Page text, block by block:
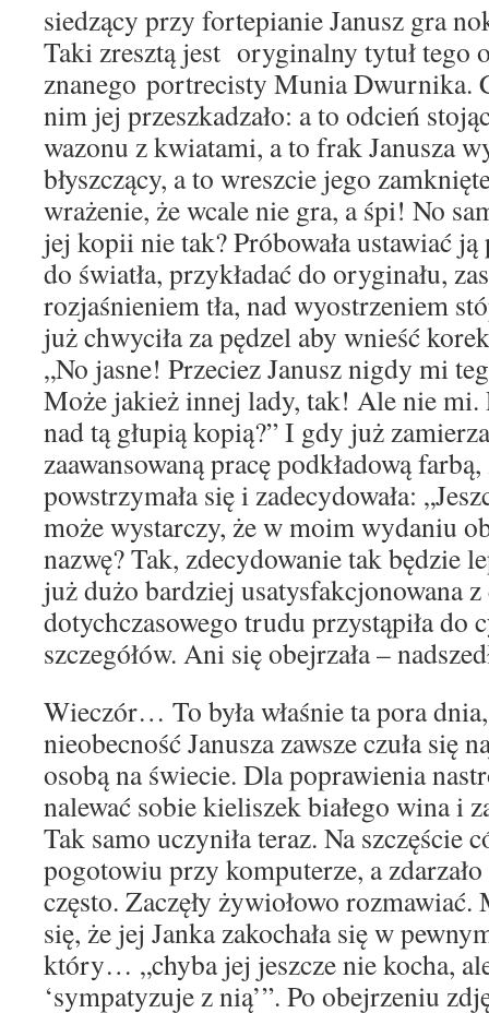
siedzący przy fortepianie Janusz gra
Taki zresztą jest oryginalny tytuł tego
znanego portrecisty Munia Dwurnika.
nim jej przeszkadzało: a to odcień
wazonu z kwiatami, a to frak Janusza
błyszczący, a to wreszcie jego
wrażenie, że wcale nie gra, a śpi! No
jej kopii nie tak? Próbowała ustawiać
do światła, przykładać do oryginału,
rozjaśnieniem tła, nad wyostrzeniem
już chwyciła za pędzel aby wnieść
„No jasne! Przeciez Janusz nigdy mi
Może jakież innej lady, tak! Ale nie mi.
nad tą głupią kopią?” I gdy już
zaawansowaną pracę podkładową
powstrzymała się i zadecydowała:
może wystarczy, że w moim wydaniu
nazwę? Tak, zdecydowanie tak będzie
już dużo bardziej usatysfakcjonowana
dotychczasowego trudu przystąpiła do
szczegółów. Ani się obejrzała –
Wieczór… To była właśnie ta pora
nieobecność Janusza zawsze czuła się
osobą na świecie. Dla poprawienia
nalewać sobie kieliszek białego wina i
Tak samo uczyniła teraz. Na szczęście
pogotowiu przy komputerze, a
często. Zaczęły żywiołowo rozmawiać.
się, że jej Janka zakochała się w
który… „chyba jej jeszcze nie kocha,
‘sympatyzuje z nią’”. Po obejrzeniu